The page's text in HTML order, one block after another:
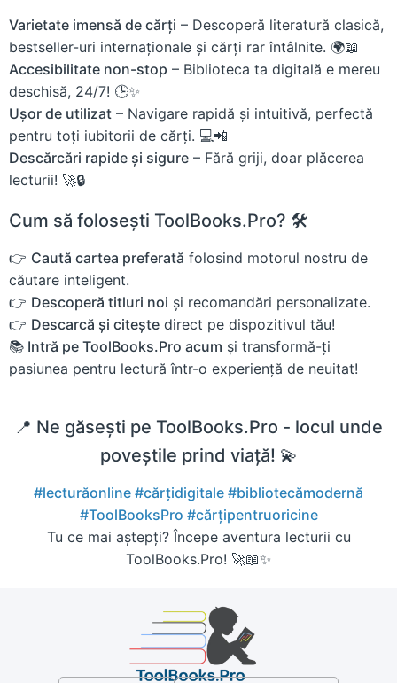
Varietate imensă de cărți – Descoperă literatură clasică,
bestseller-uri internaționale și cărți rar întâlnite. 🌍📖
Accesibilitate non-stop – Biblioteca ta digitală e mereu
deschisă, 24/7! 🕒✨
Ușor de utilizat – Navigare rapidă și intuitivă, perfectă
pentru toți iubitorii de cărți. 💻📲
Descărcări rapide și sigure – Fără griji, doar plăcerea
lecturii! 🚀🔒
Cum să folosești ToolBooks.Pro? 🛠️
👉 Caută cartea preferată folosind motorul nostru de
căutare inteligent.
👉 Descoperă titluri noi și recomandări personalizate.
👉 Descarcă și citește direct pe dispozitivul tău!
📚 Intră pe ToolBooks.Pro acum și transformă-ți
pasiunea pentru lectură într-o experiență de neuitat!
📍 Ne găsești pe ToolBooks.Pro - locul unde
poveștile prind viață! 💫
#lecturăonline #cărțidigitale #bibliotecămodernă
#ToolBooksPro #cărțipentruoricine
Tu ce mai aștepți? Începe aventura lecturii cu
ToolBooks.Pro! 🚀📖✨